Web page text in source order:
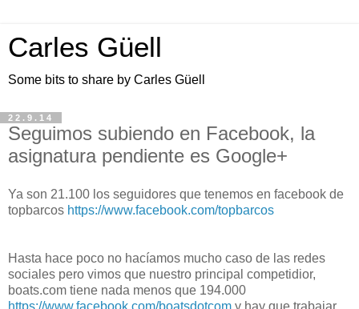
Carles Güell
Some bits to share by Carles Güell
22.9.14
Seguimos subiendo en Facebook, la
asignatura pendiente es Google+
Ya son 21.100 los seguidores que tenemos en facebook de
topbarcos https://www.facebook.com/topbarcos
Hasta hace poco no hacíamos mucho caso de las redes
sociales pero vimos que nuestro principal competidior,
boats.com tiene nada menos que 194.000
https://www.facebook.com/boatsdotcom y hay que trabajar